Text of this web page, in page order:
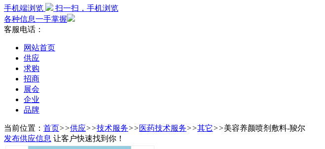
手机端浏览
扫一扫，手机浏览
各种信息一手掌握
客服电话：
网站首页
供应
求购
招商
展会
企业
品牌
当前位置： 首页>>供应>>技术服务>>医药技术服务>>其它>>美容养颜喷剂敷料-羧尔
发布供应信息 让客户快速找到你！